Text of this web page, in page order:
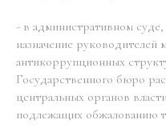
- в административном
назначение
антикоррупционных
Государственного бюро
центральных органов
подлежащих обжалованию